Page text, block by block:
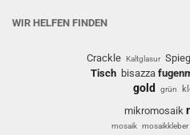
WIR HELFEN FINDEN
Crackle Kaltglasur
Tisch bisazza
gold grün
mikromosaik
mosaik mosaikkleber